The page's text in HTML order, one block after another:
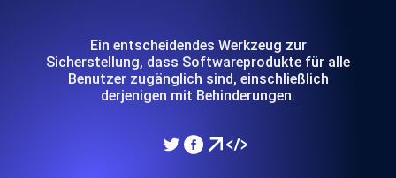
Ein entscheidendes Werkzeug zur
Sicherstellung, dass Softwareprodukte für alle
Benutzer zugänglich sind, einschließlich
derjenigen mit Behinderungen.